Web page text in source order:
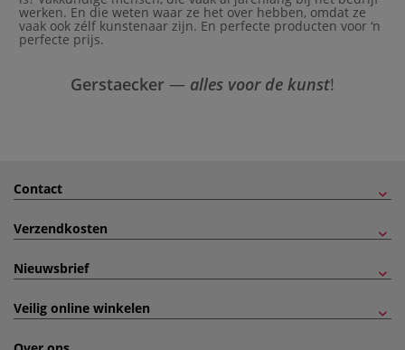
werken. En die weten waar ze het over hebben, omdat ze
vaak ook zélf kunstenaar zijn. En perfecte producten voor ‘n
perfecte prijs.
Gerstaecker — alles voor de kunst!
Contact
Verzendkosten
Nieuwsbrief
Veilig online winkelen